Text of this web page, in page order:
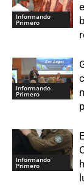
Informando
Primero
Informando
Primero
Informando
Primero